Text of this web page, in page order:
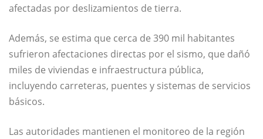
afectadas por deslizamientos de tierra.
Además, se estima que cerca de 390 mil habitantes
sufrieron afectaciones directas por el sismo, que dañó
miles de viviendas e infraestructura pública,
incluyendo carreteras, puentes y sistemas de servicios
básicos.
Las autoridades mantienen el monitoreo de la región